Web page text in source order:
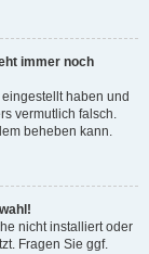
immer noch
haben und
vermutlich falsch.
beheben kann.
nicht installiert oder
Fragen Sie ggf.